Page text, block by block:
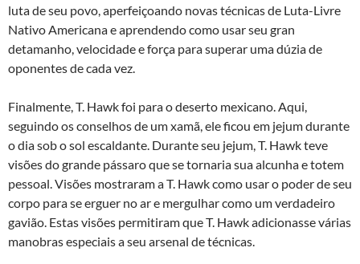
luta de seu povo, aperfeiçoando novas técnicas de Luta-Livre
Nativo Americana e aprendendo como usar seu gran
detamanho, velocidade e força para superar uma dúzia de
oponentes de cada vez.
Finalmente, T. Hawk foi para o deserto mexicano. Aqui,
seguindo os conselhos de um xamã, ele ficou em jejum durante
o dia sob o sol escaldante. Durante seu jejum, T. Hawk teve
visões do grande pássaro que se tornaria sua alcunha e totem
pessoal. Visões mostraram a T. Hawk como usar o poder de seu
corpo para se erguer no ar e mergulhar como um verdadeiro
gavião. Estas visões permitiram que T. Hawk adicionasse várias
manobras especiais a seu arsenal de técnicas.